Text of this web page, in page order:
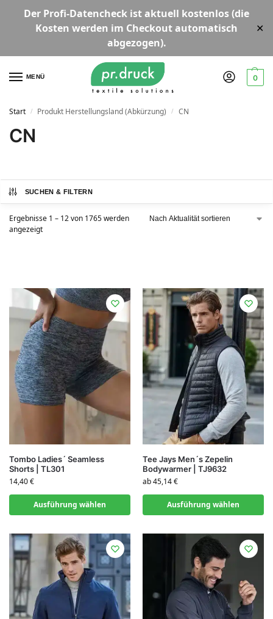
Der Profi-Datencheck ist aktuell kostenlos(die
Kosten werden im Checkout automatisch
abgezogen).
✕
MENÜ 0
Start / Produkt Herstellungsland (Abkürzung) / CN
CN
SUCHEN & FILTERN
Ergebnisse 1 – 12 von 1765 werden
angezeigt
Tombo Ladies´ Seamless
Shorts | TL301
14,40€
Ausführung wählen
Tee Jays Men´s Zepelin
Bodywarmer | TJ9632
ab45,14€
Ausführung wählen